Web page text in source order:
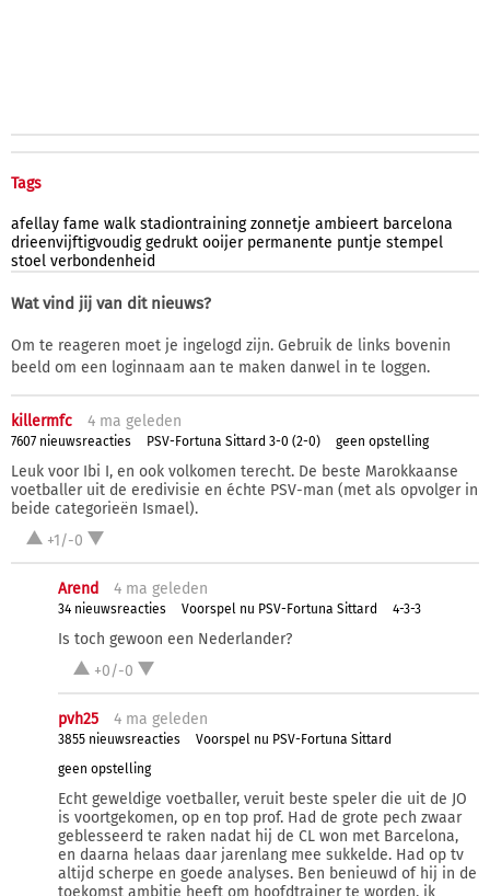
Tags
afellay fame walk stadiontraining zonnetje ambieert barcelona
drieenvijftigvoudig gedrukt ooijer permanente puntje stempel
stoel verbondenheid
Wat vind jij van dit nieuws?
Om te reageren moet je ingelogd zijn. Gebruik de links bovenin
beeld om een loginnaam aan te maken danwel in te loggen.
killermfc 4 ma geleden
7607 nieuwsreacties PSV-Fortuna Sittard 3-0 (2-0) geen opstelling
Leuk voor Ibi I, en ook volkomen terecht. De beste Marokkaanse
voetballer uit de eredivisie en échte PSV-man (met als opvolger in
beide categorieën Ismael).
+1/-0
Arend 4 ma geleden
34 nieuwsreacties Voorspel nu PSV-Fortuna Sittard 4-3-3
Is toch gewoon een Nederlander?
+0/-0
pvh25 4 ma geleden
3855 nieuwsreacties
Voorspel nu PSV-Fortuna Sittard
geen opstelling
Echt geweldige voetballer, veruit beste speler die uit de JO
is voortgekomen, op en top prof. Had de grote pech zwaar
geblesseerd te raken nadat hij de CL won met Barcelona,
en daarna helaas daar jarenlang mee sukkelde. Had op tv
altijd scherpe en goede analyses. Ben benieuwd of hij in de
toekomst ambitie heeft om hoofdtrainer te worden, ik